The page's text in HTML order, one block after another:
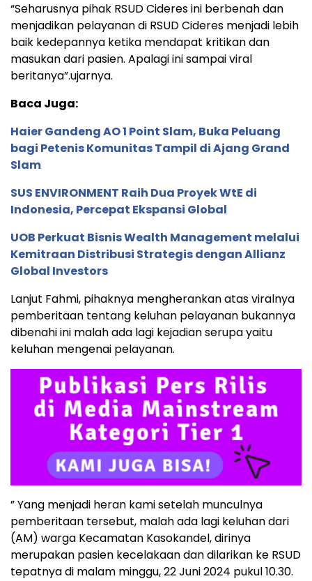
“Seharusnya pihak RSUD Cideres ini berbenah dan
menjadikan pelayanan di RSUD Cideres menjadi lebih
baik kedepannya ketika mendapat kritikan dan
masukan dari pasien. Apalagi ini sampai viral
beritanya”.ujarnya.
Baca Juga:
Haier Gandeng AO 1 Point Slam, Buka Peluang
bagi Petenis Komunitas Tampil di Ajang Grand
Slam
SUS ENVIRONMENT Raih Dua Proyek WtE di
Indonesia, Percepat Ekspansi Global
UOB Perkuat Bisnis Wealth Management melalui
Kemitraan Distribusi Strategis dengan Allianz
Global Investors
Lanjut Fahmi, pihaknya mengherankan atas viralnya
pemberitaan tentang keluhan pelayanan bukannya
dibenahi ini malah ada lagi kejadian serupa yaitu
keluhan mengenai pelayanan.
” Yang menjadi heran kami setelah munculnya
pemberitaan tersebut, malah ada lagi keluhan dari
(AM) warga Kecamatan Kasokandel, dirinya
merupakan pasien kecelakaan dan dilarikan ke RSUD
tepatnya di malam minggu, 22 Juni 2024 pukul 10.30.